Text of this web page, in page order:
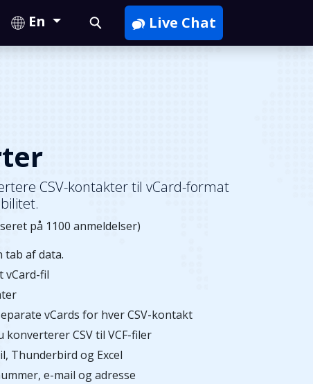
En Live Chat
CSV-kontakter til vCard-format
på 1100 anmeldelser)
tab af data.
vCard-fil
vCards for hver CSV-kontakt
CSV til VCF-filer
Thunderbird og Excel
e-mail og adresse